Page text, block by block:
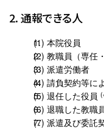
2. 通報できる人
本院役員
教職員（専任
派遣労働者
請負契約等に
退任した役員
退職した教職
派遣及び委託